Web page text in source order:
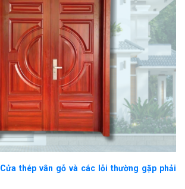
Cửa thép vân gỗ và các lỗi thường gặp phải